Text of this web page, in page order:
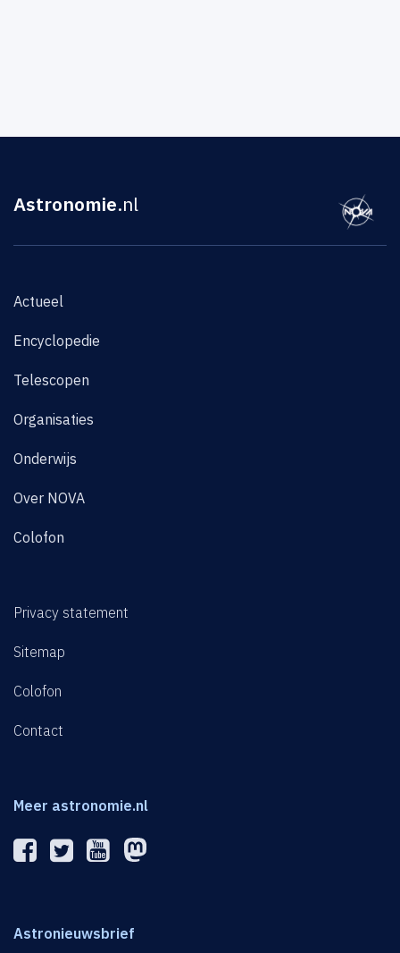
Astronomie.nl
Actueel
Encyclopedie
Telescopen
Organisaties
Onderwijs
Over NOVA
Colofon
Privacy statement
Sitemap
Colofon
Contact
Meer astronomie.nl
Astronieuwsbrief